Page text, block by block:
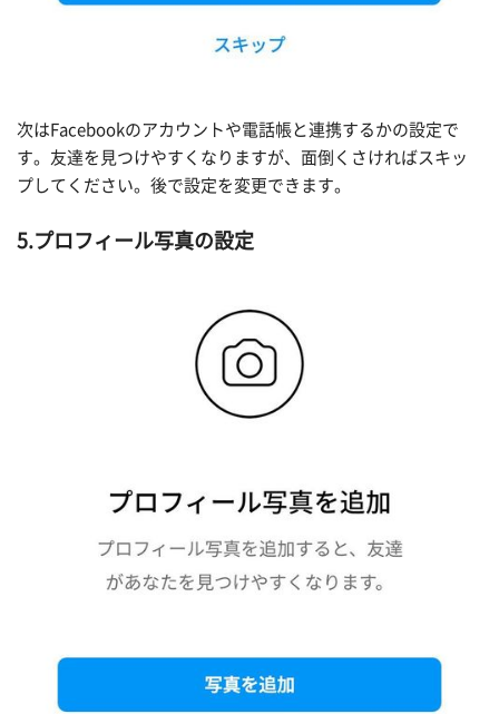
次はFacebookのアカウントや電話帳と連携するかの設定で
す。友達を見つけやすくなりますが、面倒くさければスキッ
プしてください。後で設定を変更できます。
5.プロフィール写真の設定